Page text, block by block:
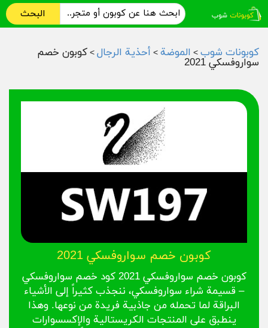
البحث
كوبونات شوب > الموضة > أحذية الرجال > كوبون خصم
سواروفسكي 2021
كوبون خصم سواروفسكي 2021
كوبون خصم سواروفسكي 2021 كود خصم سواروفسكي
– قسيمة شراء سواروفسكي، ننجذب كثيراً إلى الأشياء
البراقة لما تحمله من جاذبية فريدة من نوعها. وهذا
ينطبق على المنتجات الكريستالية والإكسسوارات